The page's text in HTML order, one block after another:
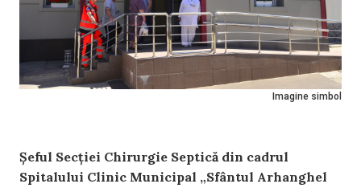
Imagine simbol
Șeful Secției Chirurgie Septică din cadrul
Spitalului Clinic Municipal „Sfântul Arhanghel